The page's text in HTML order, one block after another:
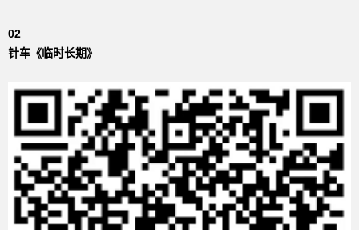
02
针车《临时长期》